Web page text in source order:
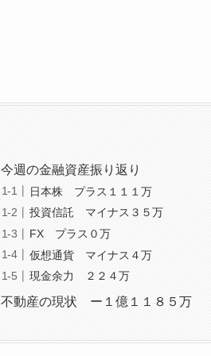
今週の金融資産振り返り
日本株 プラス１１１万
投資信託 マイナス３５万
FX プラス０万
仮想通貨 マイナス４万
現金余力 ２２４万
不動産の現状 ー１億１１８５万